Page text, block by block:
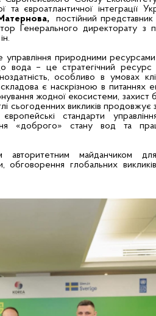
та євроатлантичної інтеграції
постійний
Генерального директорату з
природними
вода – це стратегічний ресурс
особливо в умовах
є наскрізною в питаннях
жодної екосистеми, захист
сьогоденних викликів продовжує
стандарти
«доброго» стану вод та
майданчиком для
обговорення глобальних